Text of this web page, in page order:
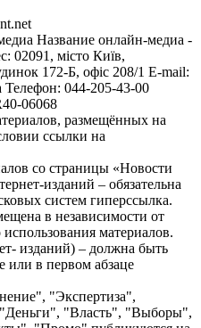
Название онлайн-медиа -
02091, місто Київ,
172-Б, офіс 208/1 E-mail:
Телефон: 044-205-43-00
06068
размещённых на
ссылки на
со страницы «Новости
изданий – обязательна
систем гиперссылка.
в независимости от
материалов.
изданий) – должна быть
или в первом абзаце
"Экспертиза",
"Власть", "Выборы",